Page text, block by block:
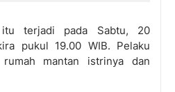
itu terjadi pada Sabtu, 20
pukul 19.00 WIB. Pelaku
mantan istrinya dan